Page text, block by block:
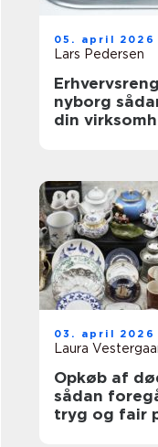
05. april 2026
Lars Pedersen
nyborg sådan får
din
03. april 2026
Laura
Opkøb af
sådan
tryg og fair